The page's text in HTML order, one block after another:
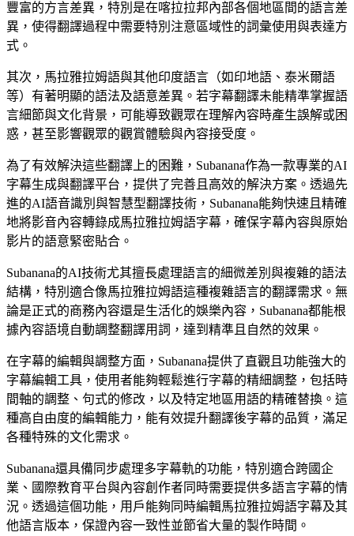
SRT · VTT
豐富的方言差異，特別是在喀拉拉邦內部各個地區間的語言差
異，使得翻譯過程中需要特別注意區域性的詞彙使用與表達方
式。
其次，馬拉雅拉姆語與其他印度語言（如印地語、泰米爾語
等）有著明顯的語法及語意差異。若字幕翻譯未能精準掌握語
言細節與文化背景，可能導致觀眾在理解內容時產生誤解或困
惑，甚至影響觀眾的觀賞體驗與內容接受度。
為了有效解決這些翻譯上的困難，Subanana作為一款專業的AI
字幕生成與翻譯平台，提供了完善且高效的解決方案。透過先
進的AI語音識別與智慧型翻譯技術，Subanana能夠快速且精確
地將影音內容轉錄成馬拉雅拉姆語字幕，確保字幕內容與原始
影片的語意緊密貼合。
Subanana的AI技術尤其擅長處理語言的細微差別與複雜的語法
結構，特別適合像馬拉雅拉姆語這種複雜語言的翻譯需求。無
論是正式的商務內容還是生活化的娛樂內容，Subanana都能根
據內容語境自動調整翻譯用詞，達到精準且自然的效果。
在字幕的編輯與調整方面，Subanana提供了直觀且功能強大的
字幕編輯工具，使用者能夠輕鬆進行字幕的精細調整，包括時
間軸的調整、句式的修改，以及特定地區用語的精確替換。這
種高自由度的編輯能力，能有效提升翻譯後字幕的品質，滿足
各種特殊的文化需求。
Subanana還具備同步處理多字幕軌的功能，特別適合跨國企
業、國際教育平台與內容創作者同時需要提供多語言字幕的情
況。透過這個功能，用戶能夠同時編輯馬拉雅拉姆語字幕及其
他語言版本，保證內容一致性並節省大量的製作時間。